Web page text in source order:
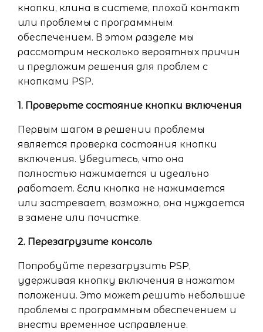
кнопки, клина в системе, плохой контакт
или проблемы с программным
обеспечением. В этом разделе мы
рассмотрим несколько вероятных причин
и предложим решения для проблем с
кнопками PSP.
1. Проверьте состояние кнопки включения
Первым шагом в решении проблемы
является проверка состояния кнопки
включения. Убедитесь, что она
полностью нажимается и идеально
работает. Если кнопка не нажимается
или застревает, возможно, она нуждается
в замене или почистке.
2. Перезагрузите консоль
Попробуйте перезагрузить PSP,
удерживая кнопку включения в нажатом
положении. Это может решить небольшие
проблемы с программным обеспечением и
внести временное исправление.